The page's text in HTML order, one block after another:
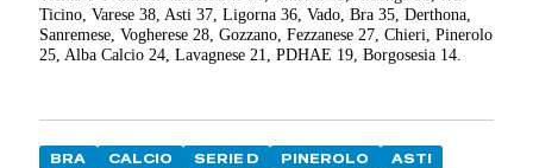
Ticino, Varese 38, Asti 37, Ligorna 36, Vado, Bra 35, Derthona,
Sanremese, Vogherese 28, Gozzano, Fezzanese 27, Chieri, Pinerolo
25, Alba Calcio 24, Lavagnese 21, PDHAE 19, Borgosesia 14.
BRA CALCIO SERIE D PINEROLO
ASTI